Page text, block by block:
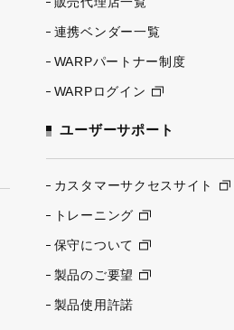
連携ベンダー一覧
WARPパートナー制度
WARPログイン
ユーザーサポート
カスタマーサクセスサイト
トレーニング
保守について
製品のご要望
製品使用許諾